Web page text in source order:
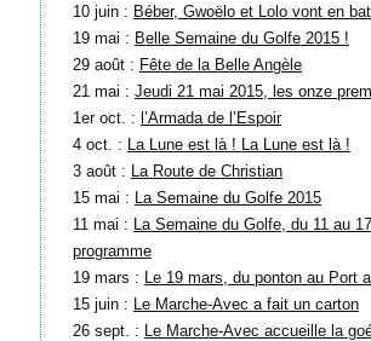
10 juin : Béber, Gwoëlo et Lolo vont en
19 mai : Belle Semaine du Golfe 2015 !
29 août : Fête de la Belle Angèle
21 mai : Jeudi 21 mai 2015, les onze
1er oct. : l’Armada de l’Espoir
4 oct. :
La Lune est là ! La Lune est là !
3 août :
La Route de Christian
15 mai :
La Semaine du Golfe 2015
11 mai :
La Semaine du Golfe, du 11 au
programme
19 mars :
Le 19 mars, du ponton au Port
15 juin :
Le Marche-Avec a fait un carton
26 sept. :
Le Marche-Avec accueille la